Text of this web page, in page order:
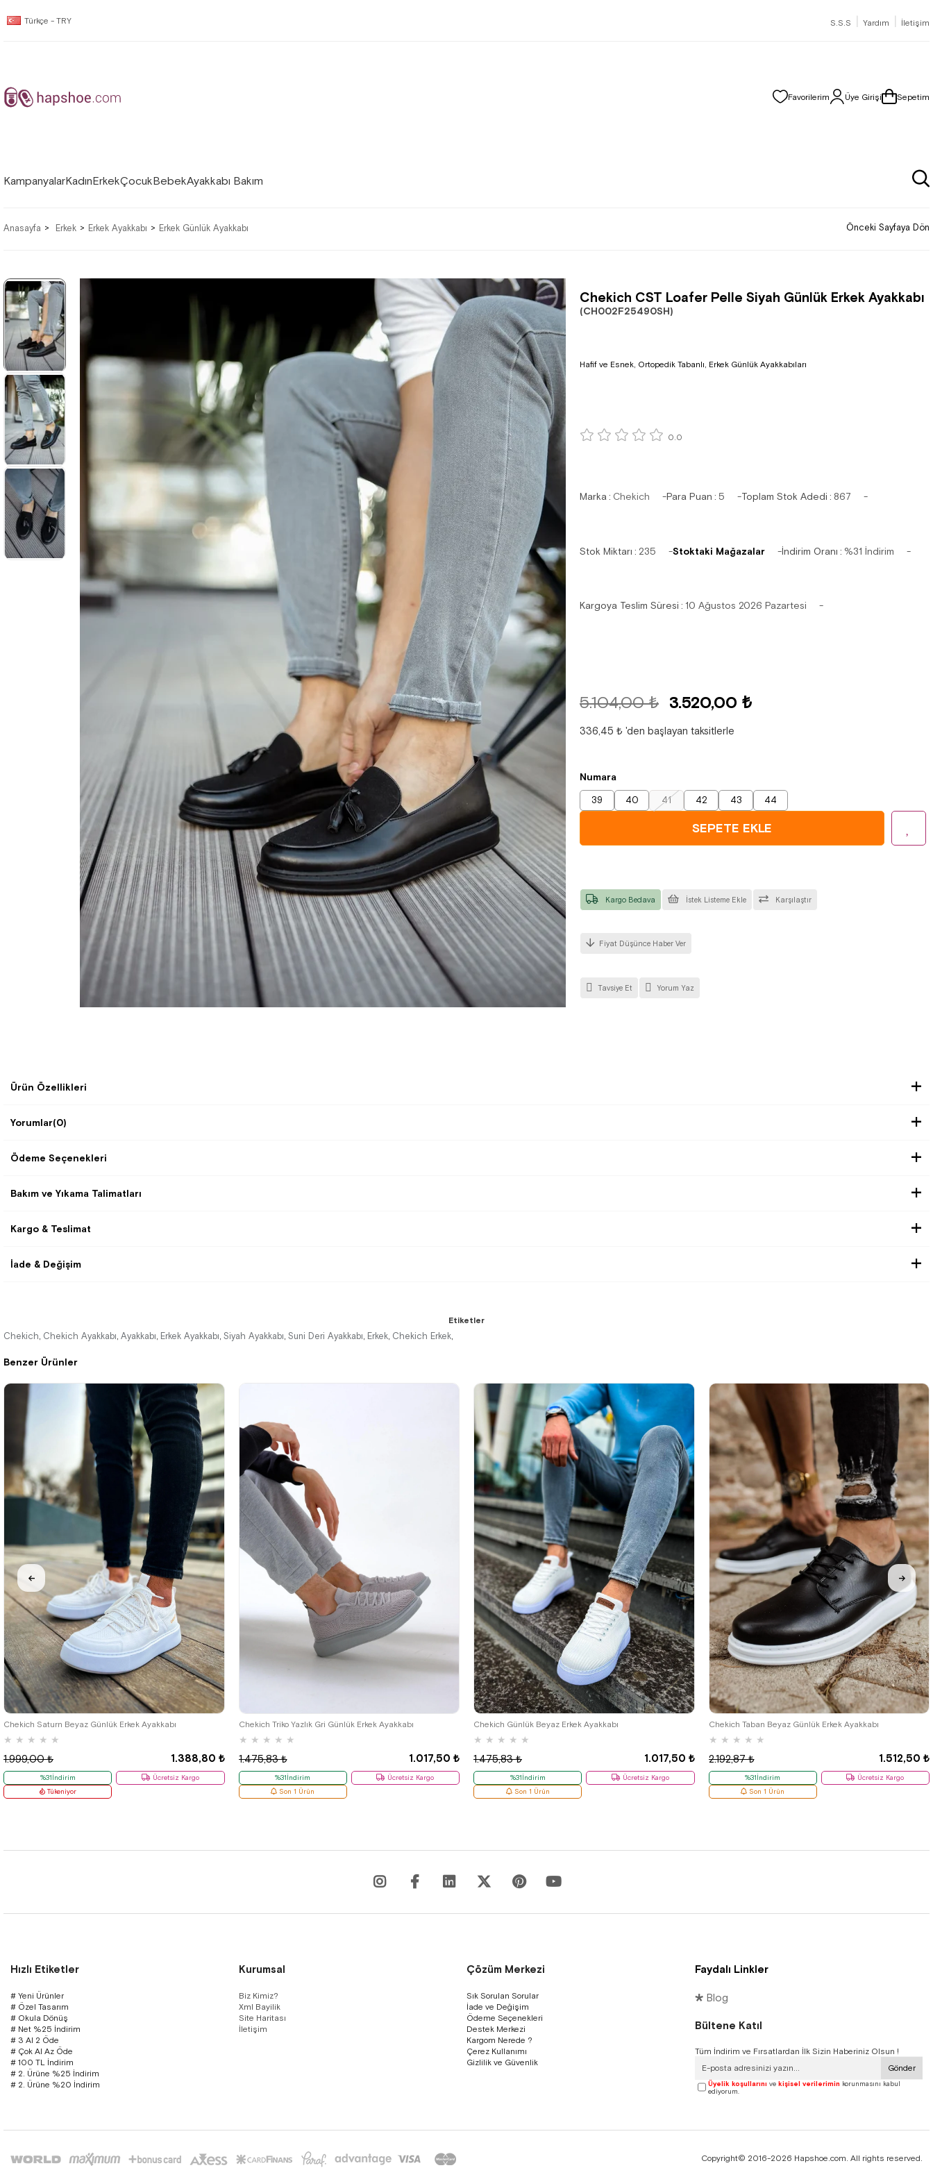
Türkçe - TRY S.S.S | Yardım | İletişim
Favorilerim Üye Girişi Sepetim
KampanyalarKadınErkekÇocukBebekAyakkabı Bakım
Anasayfa Erkek Erkek Ayakkabı Erkek Günlük Ayakkabı Önceki Sayfaya Dön
Chekich CST Loafer Pelle Siyah Günlük Erkek Ayakkabı
(CH002F25490SH)
Hafif ve Esnek, Ortopedik Tabanlı, Erkek Günlük Ayakkabıları
0.0
Marka: Chekich Para Puan : 5 Toplam Stok Adedi : 867
Stok Miktarı : 235 Stoktaki Mağazalar İndirim Oranı : %31 İndirim
Kargoya Teslim Süresi : 10 Ağustos 2026 Pazartesi
5.104,00 ₺ 3.520,00 ₺
336,45 ₺ 'den başlayan taksitlerle
Numara
39 40 41 42 43 44
İstek Listeme Ekle Karşılaştır
Fiyat Düşünce Haber Ver
Kargo Bedava
Tavsiye Et Yorum Yaz
Ürün Özellikleri
Yorumlar(0)
Ödeme Seçenekleri
Bakım ve Yıkama Talimatları
Kargo & Teslimat
İade & Değişim
Benzer Ürünler
Chekich Saturn Beyaz Günlük Erkek Ayakkabı
★ ★ ★ ★ ★
1.388,80 ₺
1.999,00 ₺
%31İndirim
Ücretsiz Kargo
Tükeniyor
40 42
Chekich Triko Yazlık Gri Günlük Erkek Ayakkabı
★ ★ ★ ★ ★
1.017,50 ₺
1.475,83 ₺
%31İndirim
Ücretsiz Kargo
Son 1 Ürün
Chekich Günlük Beyaz Erkek Ayakkabı
★ ★ ★ ★ ★
1.017,50 ₺
1.475,83 ₺
%31İndirim
Ücretsiz Kargo
Son 1 Ürün
41
Chekich Taban Beyaz Günlük Erkek Ayakkabı
★ ★ ★ ★ ★
1.512,50 ₺
2.192,87 ₺
%31İndirim
Ücretsiz Kargo
Son 1 Ürün
38
Etiketler
Chekich, Chekich Ayakkabı, Ayakkabı, Erkek Ayakkabı, Siyah Ayakkabı, Suni Deri Ayakkabı, Erkek, Chekich Erkek,
Hızlı Etiketler
# Yeni Ürünler
# Özel Tasarım
# Okula Dönüş
# Net %25 İndirim
# 3 Al 2 Öde
# Çok Al Az Öde
# 100 TL İndirim
# 2. Ürüne %25 İndirim
# 2. Ürüne %20 İndirim
Kurumsal
Biz Kimiz?
Xml Bayilik
Site Haritası
İletişim
Çözüm Merkezi
Sık Sorulan Sorular
İade ve Değişim
Ödeme Seçenekleri
Destek Merkezi
Kargom Nerede ?
Çerez Kullanımı
Gizlilik ve Güvenlik
Faydalı Linkler
🞳 Blog
Bültene Katıl
Tüm İndirim ve Fırsatlardan İlk Sizin Haberiniz Olsun !
Gönder
Üyelik koşullarını ve kişisel verilerimin korunmasını kabul
ediyorum.
Copyright© 2016-2026 Hapshoe.com. All rights reserved.